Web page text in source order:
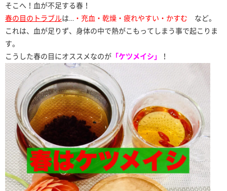
そこへ！血が不足する春！
春の目のトラブルは… ・充血・乾燥・疲れやすい・かすむ など。
これは、血が足りず、身体の中で熱がこもってしまう事で起こりま
す。
こうした春の目にオススメなのが 「ケツメイシ」 ！